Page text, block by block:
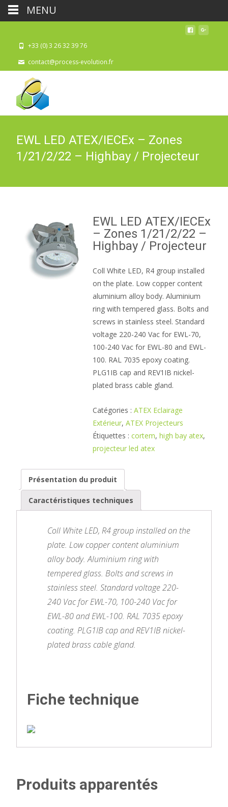
+33 (0) 3 26 32 39 76
contact@process-evolution.fr
EWL LED ATEX/IECEx – Zones
1/21/2/22 – Highbay / Projecteur
EWL LED ATEX/IECEx
– Zones 1/21/2/22 –
Highbay / Projecteur
Coll White LED, R4 group installed
on the plate. Low copper content
aluminium alloy body. Aluminium
ring with tempered glass. Bolts and
screws in stainless steel. Standard
voltage 220-240 Vac for EWL-70,
100-240 Vac for EWL-80 and EWL-
100. RAL 7035 epoxy coating.
PLG1IB cap and REV1IB nickel-
plated brass cable gland.
Catégories : ATEX Eclairage
Extérieur, ATEX Projecteurs
Étiquettes : cortem, high bay atex,
projecteur led atex
Présentation du produit
Caractéristiques techniques
Coll White LED, R4 group installed on the
plate. Low copper content aluminium
alloy body. Aluminium ring with
tempered glass. Bolts and screws in
stainless steel. Standard voltage 220-
240 Vac for EWL-70, 100-240 Vac for
EWL-80 and EWL-100. RAL 7035 epoxy
coating. PLG1IB cap and REV1IB nickel-
plated brass cable gland.
Fiche technique
Produits apparentés
MENU